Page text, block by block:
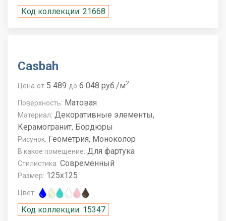
Код коллекции: 21668
Casbah
Цена от 5 489 до 6 048 руб./м2
Поверхность: Матовая
Материал: Декоративные элементы,
Керамогранит, Бордюры
Рисунок: Геометрия, Моноколор
В какое помещение: Для фартука
Стилистика: Современный
Размер: 125x125
Цвет:
Код коллекции: 15347